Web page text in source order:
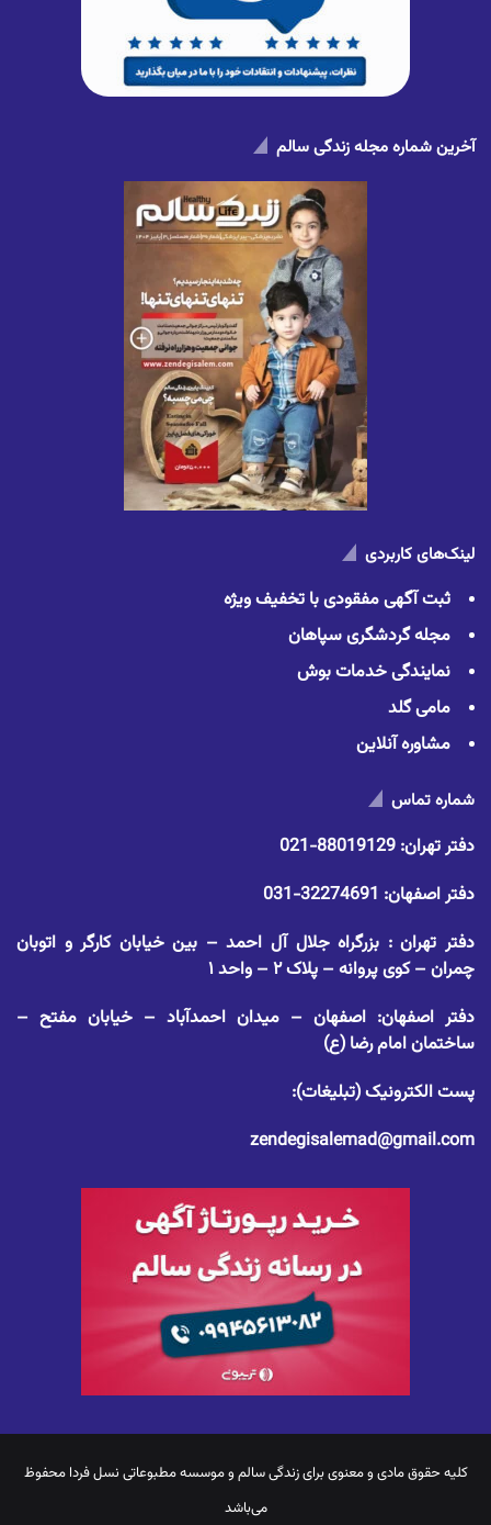
آخرین شماره مجله زندگی سالم
لینک‌های کاربردی
ثبت آگهی مفقودی با تخفیف ویژه
مجله گردشگری سپاهان
نمایندگی خدمات بوش
مامی گلد
مشاوره آنلاین
شماره تماس
دفتر تهران: 88019129-021
دفتر اصفهان: 32274691-031
دفتر تهران : بزرگراه جلال آل احمد – بین خیابان کارگر و اتوبان
چمران – کوی پروانه – پلاک ۲ – واحد ۱
دفتر اصفهان: اصفهان – میدان احمدآباد – خیابان مفتح –
ساختمان امام رضا (ع)
پست الکترونیک (تبلیغات):
zendegisalemad@gmail.com
کلیه حقوق مادی و معنوی برایزندگی سالم و موسسه مطبوعاتی نسل فردا محفوظ
می‌باشد